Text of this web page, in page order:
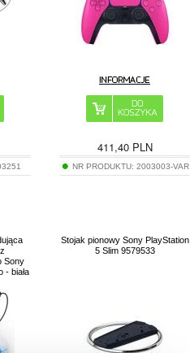
411,40PLN
NR PRODUKTU:2003003-VAR
Sony
- biała
Stojak pionowy Sony PlayStation
5 Slim 9579533